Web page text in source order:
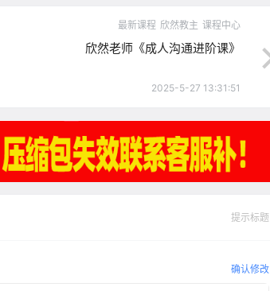
最新课程 欣然教主 课程中心
欣然老师《成人沟通进阶课》
2025-5-27 13:31:51
提示标题
确认修改